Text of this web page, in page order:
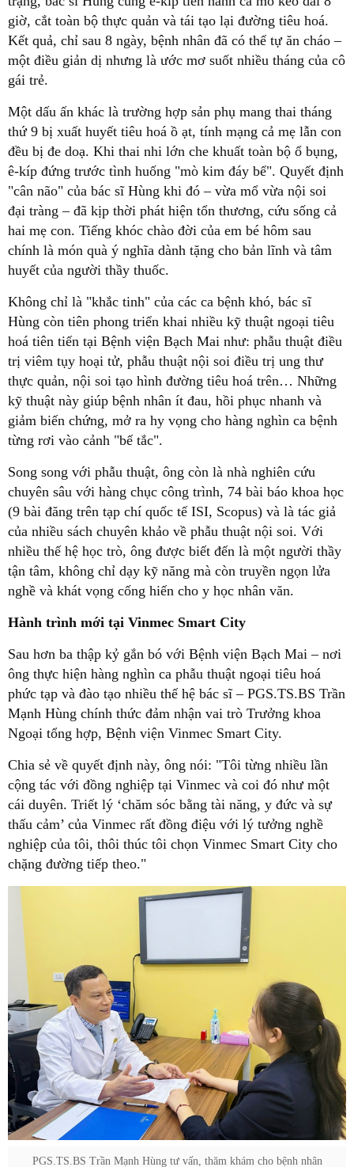
giờ, cắt toàn bộ thực quản và tái tạo lại đường tiêu hoá.
Kết quả, chỉ sau 8 ngày, bệnh nhân đã có thể tự ăn cháo –
một điều giản dị nhưng là ước mơ suốt nhiều tháng của cô
gái trẻ.
Một dấu ấn khác là trường hợp sản phụ mang thai tháng
thứ 9 bị xuất huyết tiêu hoá ồ ạt, tính mạng cả mẹ lẫn con
đều bị đe doạ. Khi thai nhi lớn che khuất toàn bộ ổ bụng,
ê-kíp đứng trước tình huống "mò kim đáy bể". Quyết định
"cân não" của bác sĩ Hùng khi đó – vừa mổ vừa nội soi
đại tràng – đã kịp thời phát hiện tổn thương, cứu sống cả
hai mẹ con. Tiếng khóc chào đời của em bé hôm sau
chính là món quà ý nghĩa dành tặng cho bản lĩnh và tâm
huyết của người thầy thuốc.
Không chỉ là "khắc tinh" của các ca bệnh khó, bác sĩ
Hùng còn tiên phong triển khai nhiều kỹ thuật ngoại tiêu
hoá tiên tiến tại Bệnh viện Bạch Mai như: phẫu thuật điều
trị viêm tụy hoại tử, phẫu thuật nội soi điều trị ung thư
thực quản, nội soi tạo hình đường tiêu hoá trên… Những
kỹ thuật này giúp bệnh nhân ít đau, hồi phục nhanh và
giảm biến chứng, mở ra hy vọng cho hàng nghìn ca bệnh
từng rơi vào cảnh "bế tắc".
Song song với phẫu thuật, ông còn là nhà nghiên cứu
chuyên sâu với hàng chục công trình, 74 bài báo khoa học
(9 bài đăng trên tạp chí quốc tế ISI, Scopus) và là tác giả
của nhiều sách chuyên khảo về phẫu thuật nội soi. Với
nhiều thế hệ học trò, ông được biết đến là một người thầy
tận tâm, không chỉ dạy kỹ năng mà còn truyền ngọn lửa
nghề và khát vọng cống hiến cho y học nhân văn.
Hành trình mới tại Vinmec Smart City
Sau hơn ba thập kỷ gắn bó với Bệnh viện Bạch Mai – nơi
ông thực hiện hàng nghìn ca phẫu thuật ngoại tiêu hoá
phức tạp và đào tạo nhiều thế hệ bác sĩ – PGS.TS.BS Trần
Mạnh Hùng chính thức đảm nhận vai trò Trưởng khoa
Ngoại tổng hợp, Bệnh viện Vinmec Smart City.
Chia sẻ về quyết định này, ông nói: "Tôi từng nhiều lần
cộng tác với đồng nghiệp tại Vinmec và coi đó như một
cái duyên. Triết lý ‘chăm sóc bằng tài năng, y đức và sự
thấu cảm’ của Vinmec rất đồng điệu với lý tưởng nghề
nghiệp của tôi, thôi thúc tôi chọn Vinmec Smart City cho
chặng đường tiếp theo."
PGS.TS.BS Trần Mạnh Hùng tư vấn, thăm khám cho bệnh nhân